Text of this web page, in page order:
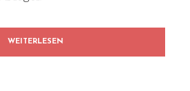
WEITERLESEN